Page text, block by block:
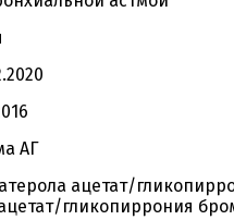
АГ
ацетат/
гликопиррония